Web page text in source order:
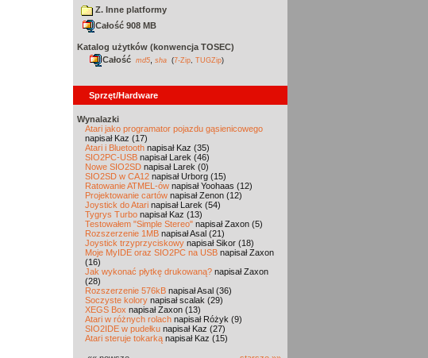
Z. Inne platformy
Całość 908 MB
Katalog użytków (konwencja TOSEC)
Całość md5 sha (7-Zip TUGZip)
Sprzęt/Hardware
Wynalazki
Atari jako programator pojazdu gąsienicowego
napisał Kaz (17)
Atari i Bluetooth napisał Kaz (35)
SIO2PC-USB napisał Larek (46)
Nowe SIO2SD napisał Larek (0)
SIO2SD w CA12 napisał Urborg (15)
Ratowanie ATMEL-ów napisał Yoohaas (12)
Projektowanie cartów napisał Zenon (12)
Joystick do Atari napisał Larek (54)
Tygrys Turbo napisał Kaz (13)
Testowałem "Simple Stereo" napisał Zaxon (5)
Rozszerzenie 1MB napisał Asal (21)
Joystick trzyprzyciskowy napisał Sikor (18)
Moje MyIDE oraz SIO2PC na USB napisał Zaxon
(16)
Jak wykonać płytkę drukowaną? napisał Zaxon
(28)
Rozszerzenie 576kB napisał Asal (36)
Soczyste kolory napisał scalak (29)
XEGS Box napisał Zaxon (13)
Atari w różnych rolach napisał Różyk (9)
SIO2IDE w pudełku napisał Kaz (27)
Atari steruje tokarką napisał Kaz (15)